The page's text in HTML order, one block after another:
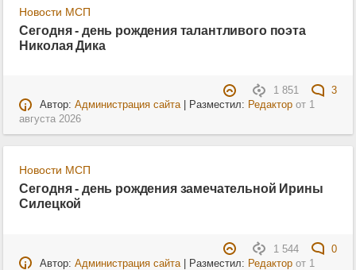
Новости МСП
Сегодня - день рождения талантливого поэта
Николая Дика
1 851
3
Автор: Администрация сайта| Разместил: Редакторот 1
августа 2026
Новости МСП
Сегодня - день рождения замечательной Ирины
Силецкой
1 544
0
Автор: Администрация сайта| Разместил: Редакторот 1